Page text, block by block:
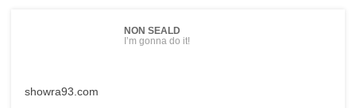
NON SEALD
I’m gonna do it!
showra93.com